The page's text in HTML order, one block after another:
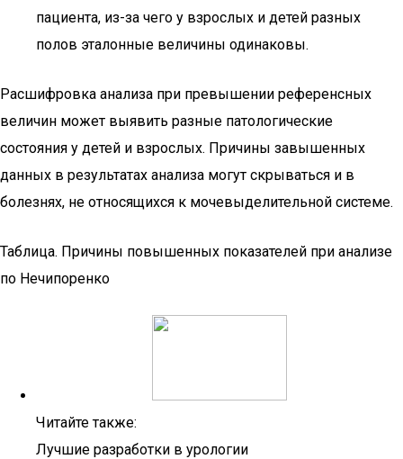
пациента, из-за чего у взрослых и детей разных
полов эталонные величины одинаковы.
Расшифровка анализа при превышении референсных
величин может выявить разные патологические
состояния у детей и взрослых. Причины завышенных
данных в результатах анализа могут скрываться и в
болезнях, не относящихся к мочевыделительной системе.
Таблица. Причины повышенных показателей при анализе
по Нечипоренко
Читайте также:
Лучшие разработки в урологии